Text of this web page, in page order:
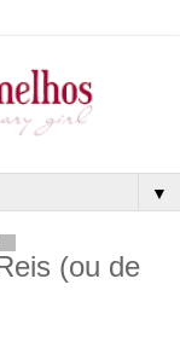
▼
(ou de